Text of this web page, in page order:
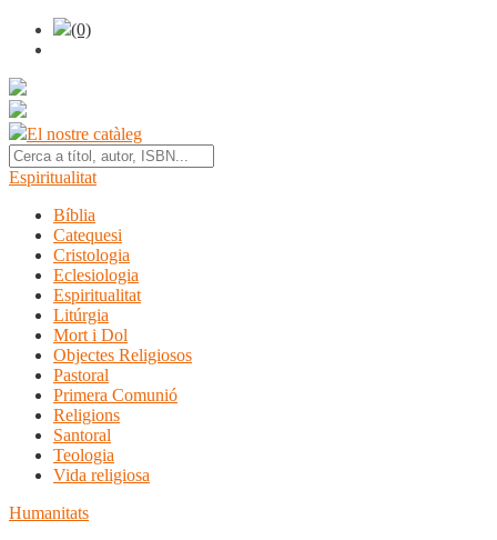
(0)
El nostre catàleg
Espiritualitat
Bíblia
Catequesi
Cristologia
Eclesiologia
Espiritualitat
Litúrgia
Mort i Dol
Objectes Religiosos
Pastoral
Primera Comunió
Religions
Santoral
Teologia
Vida religiosa
Humanitats